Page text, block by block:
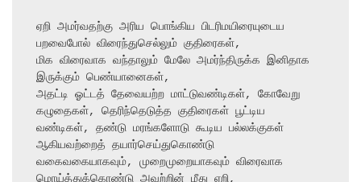
ஏறி அமர்வதற்கு அரிய பொங்கிய பிடரிமயிரையுடைய
பறவைபோல் விரைந்துசெல்லும் குதிரைகள்,
மிக விரைவாக வந்தாலும் மேலே அமர்ந்திருக்க இனிதாக
இருக்கும் பெண்யானைகள்,
அதட்டி ஓட்டத் தேவையற்ற மாட்டுவண்டிகள், கோவேறு
கழுதைகள், தெரிந்தெடுத்த குதிரைகள் பூட்டிய
வண்டிகள், தண்டு மரங்களோடு கூடிய பல்லக்குகள்
ஆகியவற்றைத் தயார்செய்துகொண்டு
வகைவகையாகவும், முறைமுறையாகவும் விரைவாக
மொய்த்துக்கொண்டு அவற்றின் மீது ஏறி,